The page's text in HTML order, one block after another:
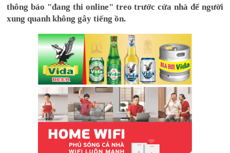
thông báo "đang thi online" treo trước cửa nhà để người
xung quanh không gây tiếng ồn.